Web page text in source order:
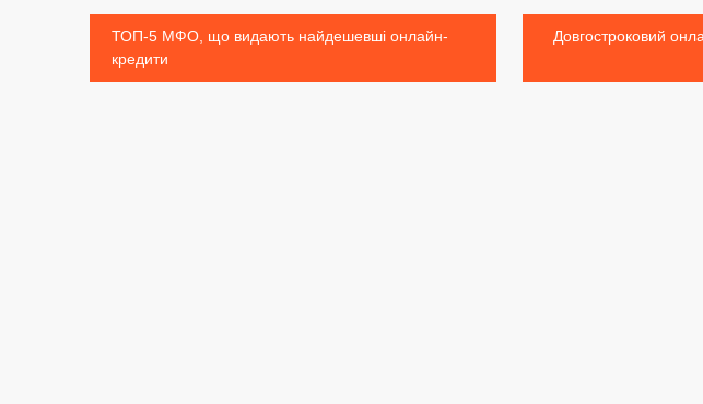
Post
navigation
ТОП-5 МФО, що видають найдешевші онлайн-
кредити
Довгостроковий